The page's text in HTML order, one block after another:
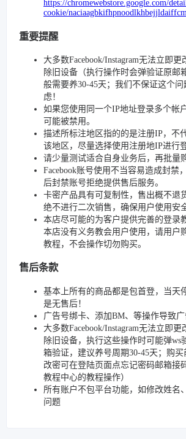
https://chromewebstore.google.com/
cookie/
重要提醒
大多数Facebook/Instagram无法立即
除旧设备（执行操作时会弹验证原邮
般需要养30-45天；我们不保证这个
虑！
如果您使用同一个IP地址登录多个帐
可能被禁用。
描述所标注地区指的的是注册IP，不
该地区，尽量选择使用注册地IP进行登
请少量测试适合自身业务后，再批量
Facebook账号使用不当容易造成封禁
后封禁账号拒绝提供售后服务。
卡密产品具有可复制性，售出概不退
绝不进行二次销售，确保用户使用安
本店尽可能的为客户提供完善的登录
本店没有义务教会用户使用，请用户
教程，不会操作切勿购买。
售后条款
基本上所有的商品都是包首登，当天
是无售后！
广告号绑卡、添加BM、等操作导致广
大多数Facebook/Instagram无法立即
除旧设备，执行这些操作时可能弹ws
箱验证，建议养号周期30-45天；购
改密可在登陆页面点忘记密码邮箱接
教程中心的教程操作）
所有账户不包平台功能，如修改姓名
问题